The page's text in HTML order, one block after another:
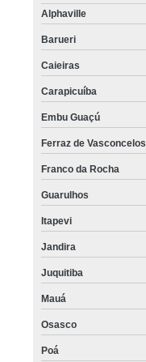
Alphaville
Barueri
Caieiras
Carapicuíba
Embu Guaçú
Ferraz de Vasconcelos
Franco da Rocha
Guarulhos
Itapevi
Jandira
Juquitiba
Mauá
Osasco
Poá